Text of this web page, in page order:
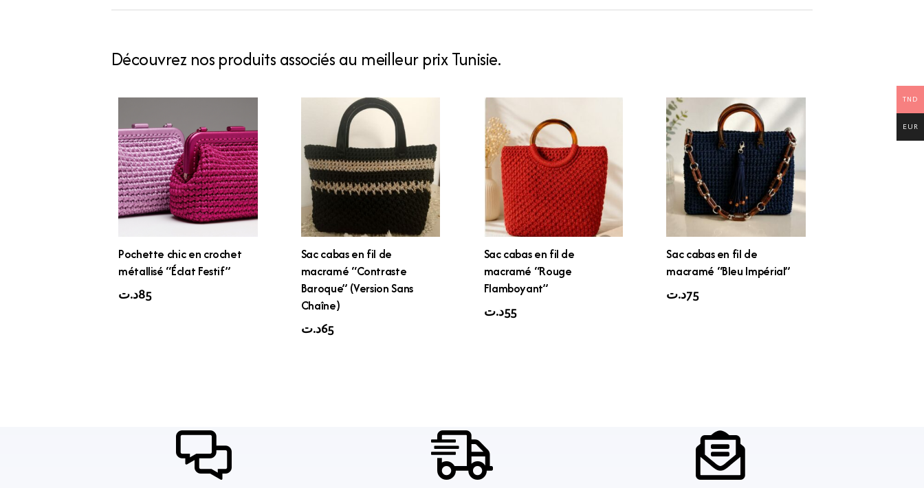
Découvrez nos produits associés au meilleur prix Tunisie.
Pochette chic en crochet
métallisé “Éclat Festif”
85د.ت
Sac cabas en fil de
macramé “Contraste
Baroque” (Version Sans
Chaîne)
65د.ت
Sac cabas en fil de
macramé “Rouge
Flamboyant”
55د.ت
Sac cabas en fil de
macramé “Bleu Impérial”
75د.ت
TND
EUR